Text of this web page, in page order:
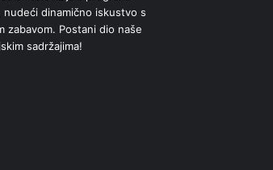
nudeći dinamično iskustvo s
zabavom. Postani dio naše
sadržajima!